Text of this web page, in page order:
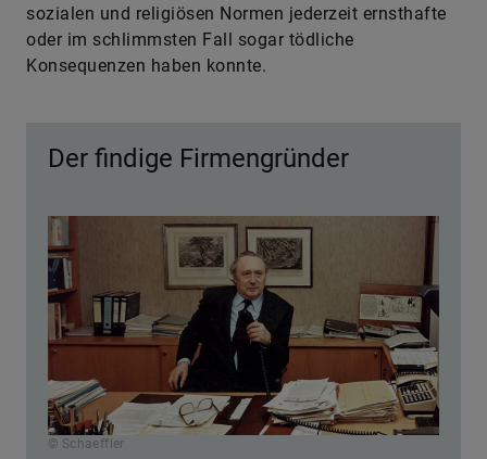
sozialen und religiösen Normen jederzeit ernsthafte
oder im schlimmsten Fall sogar tödliche
Konsequenzen haben konnte.
Der findige Firmengründer
© Schaeffler